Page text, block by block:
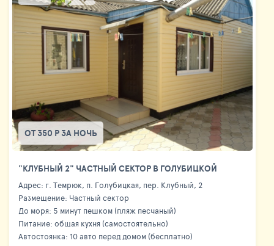
ОТ 350 Р ЗА НОЧЬ
"КЛУБНЫЙ 2" ЧАСТНЫЙ СЕКТОР В ГОЛУБИЦКОЙ
Адрес: г. Темрюк, п. Голубицкая, пер. Клубный, 2
Размещение: Частный сектор
До моря: 5 минут пешком (пляж песчаный)
Питание: общая кухня (самостоятельно)
Автостоянка: 10 авто перед домом (бесплатно)